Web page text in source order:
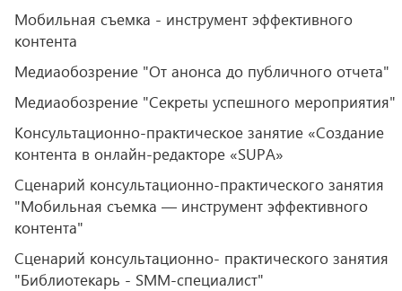
Мобильная съемка - инструмент эффективного
контента
Медиаобозрение "От анонса до публичного отчета"
Медиаобозрение "Секреты успешного мероприятия"
Консультационно-практическое занятие «Создание
контента в онлайн-редакторе «SUPA»
Сценарий консультационно-практического занятия
"Мобильная съемка — инструмент эффективного
контента"
Сценарий консультационно- практического занятия
"Библиотекарь - SMM-специалист"